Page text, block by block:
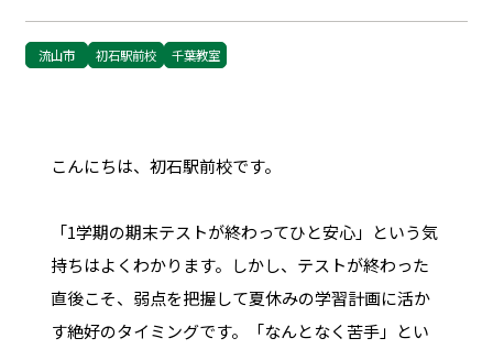
流山市 初石駅前校 千葉教室
こんにちは、初石駅前校です。
「1学期の期末テストが終わってひと安心」という気
持ちはよくわかります。しかし、テストが終わった
直後こそ、弱点を把握して夏休みの学習計画に活か
す絶好のタイミングです。「なんとなく苦手」とい